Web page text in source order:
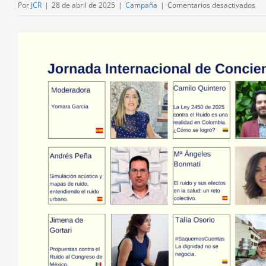
Por JCR | 28 de abril de 2025 | Campaña | Comentarios desactivados